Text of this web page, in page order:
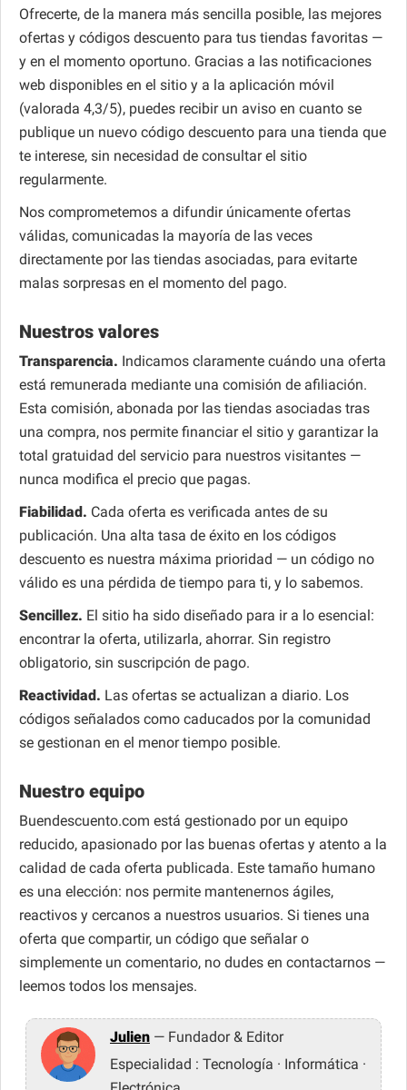
Ofrecerte, de la manera más sencilla posible, las mejores
ofertas y códigos descuento para tus tiendas favoritas —
y en el momento oportuno. Gracias a las notificaciones
web disponibles en el sitio y a la aplicación móvil
(valorada 4,3/5), puedes recibir un aviso en cuanto se
publique un nuevo código descuento para una tienda que
te interese, sin necesidad de consultar el sitio
regularmente.
Nos comprometemos a difundir únicamente ofertas
válidas, comunicadas la mayoría de las veces
directamente por las tiendas asociadas, para evitarte
malas sorpresas en el momento del pago.
Nuestros valores
Transparencia. Indicamos claramente cuándo una oferta
está remunerada mediante una comisión de afiliación.
Esta comisión, abonada por las tiendas asociadas tras
una compra, nos permite financiar el sitio y garantizar la
total gratuidad del servicio para nuestros visitantes —
nunca modifica el precio que pagas.
Fiabilidad. Cada oferta es verificada antes de su
publicación. Una alta tasa de éxito en los códigos
descuento es nuestra máxima prioridad — un código no
válido es una pérdida de tiempo para ti, y lo sabemos.
Sencillez. El sitio ha sido diseñado para ir a lo esencial:
encontrar la oferta, utilizarla, ahorrar. Sin registro
obligatorio, sin suscripción de pago.
Reactividad. Las ofertas se actualizan a diario. Los
códigos señalados como caducados por la comunidad
se gestionan en el menor tiempo posible.
Nuestro equipo
Buendescuento.com está gestionado por un equipo
reducido, apasionado por las buenas ofertas y atento a la
calidad de cada oferta publicada. Este tamaño humano
es una elección: nos permite mantenernos ágiles,
reactivos y cercanos a nuestros usuarios. Si tienes una
oferta que compartir, un código que señalar o
simplemente un comentario, no dudes en contactarnos —
leemos todos los mensajes.
Julien — Fundador & Editor
Especialidad : Tecnología · Informática ·